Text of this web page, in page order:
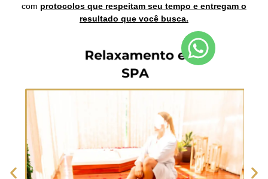
com protocolos que respeitam seu tempo e entregam o
resultado que você busca.